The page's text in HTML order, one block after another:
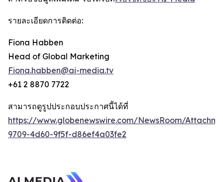
รายละเอียดการติดต่อ:
Fiona Habben
Head of Global Marketing
Fiona.habben@ai-media.tv
+61 2 8870 7722
สามารถดูรูปประกอบประกาศนี้ได้ที่
https://www.globenewswire.com/NewsRoom/
9709-4d60-9f5f-d86ef4a03fe2